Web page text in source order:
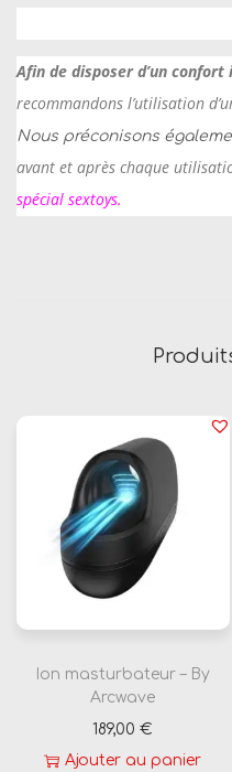
P
i
l
e
s
Afin de disposer d’un confort
recommandons l’utilisation
Nous préconisons
avant et après chaque
spécial sextoys.
Ion masturbateur – By
Arcwave
189,00€
Ajouter au panier